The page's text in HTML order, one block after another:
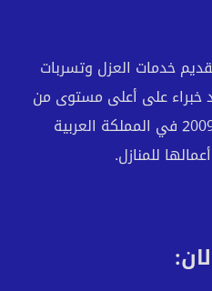
خدمات العزل وتسربات
خبراء على أعلى مستوى من
الخبرة. تعمل الشركة منذ عام 2009 في المملكة العربية
للمنازل.